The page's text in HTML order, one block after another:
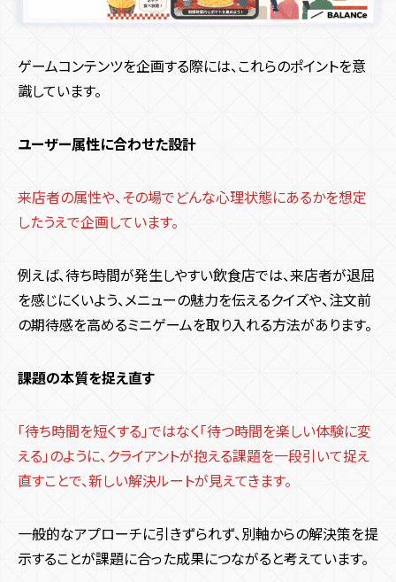
ゲームコンテンツを企画する際には、これらのポイントを意
識しています。
ユーザー属性に合わせた設計
来店者の属性や、その場でどんな心理状態にあるかを想定
したうえで企画しています。
例えば、待ち時間が発生しやすい飲食店では、来店者が退屈
を感じにくいよう、メニューの魅力を伝えるクイズや、注文前
の期待感を高めるミニゲームを取り入れる方法があります。
課題の本質を捉え直す
「待ち時間を短くする」ではなく「待つ時間を楽しい体験に変
える」のように、クライアントが抱える課題を一段引いて捉え
直すことで、新しい解決ルートが見えてきます。
一般的なアプローチに引きずられず、別軸からの解決策を提
示することが課題に合った成果につながると考えています。